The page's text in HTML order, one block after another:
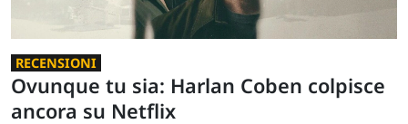
RECENSIONI
Ovunque tu sia: Harlan Coben colpisce
ancora su Netflix